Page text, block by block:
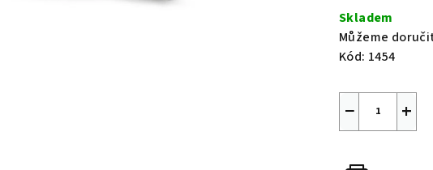
cena:
Skladem
Můžeme
Kód: 1454
+
−